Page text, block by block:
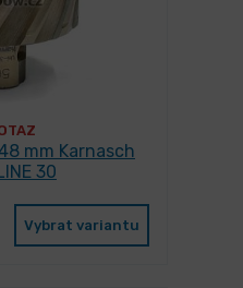
mm Karnasch
30
Vybrat variantu